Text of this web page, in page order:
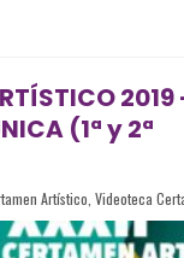
2019
(1ª y 2ª
Artístico ,Videoteca